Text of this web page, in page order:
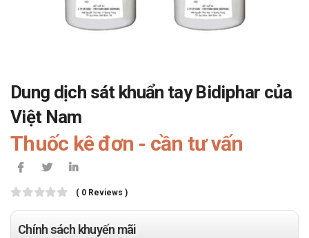
Dung dịch sát khuẩn tay Bidiphar của
Việt Nam
Thuốc kê đơn - cần tư vấn
( 0 Reviews )
Chính sách khuyến mãi